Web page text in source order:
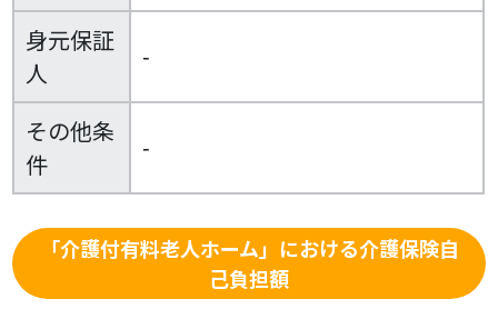
身元保証
人
-
その他条
件
-
「介護付有料老人ホーム」における介護保険自
己負担額